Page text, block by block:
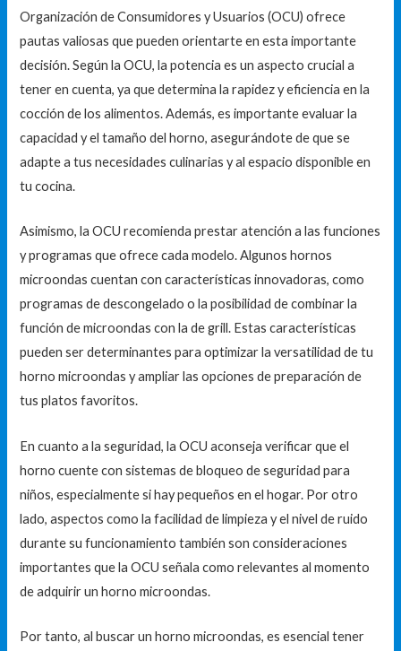
Organización de Consumidores y Usuarios (OCU) ofrece
pautas valiosas que pueden orientarte en esta importante
decisión. Según la OCU, la potencia es un aspecto crucial a
tener en cuenta, ya que determina la rapidez y eficiencia en la
cocción de los alimentos. Además, es importante evaluar la
capacidad y el tamaño del horno, asegurándote de que se
adapte a tus necesidades culinarias y al espacio disponible en
tu cocina.
Asimismo, la OCU recomienda prestar atención a las funciones
y programas que ofrece cada modelo. Algunos hornos
microondas cuentan con características innovadoras, como
programas de descongelado o la posibilidad de combinar la
función de microondas con la de grill. Estas características
pueden ser determinantes para optimizar la versatilidad de tu
horno microondas y ampliar las opciones de preparación de
tus platos favoritos.
En cuanto a la seguridad, la OCU aconseja verificar que el
horno cuente con sistemas de bloqueo de seguridad para
niños, especialmente si hay pequeños en el hogar. Por otro
lado, aspectos como la facilidad de limpieza y el nivel de ruido
durante su funcionamiento también son consideraciones
importantes que la OCU señala como relevantes al momento
de adquirir un horno microondas.
Por tanto, al buscar un horno microondas, es esencial tener